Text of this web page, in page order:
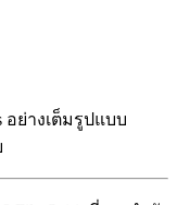
อย่างเต็มรูปแบบ